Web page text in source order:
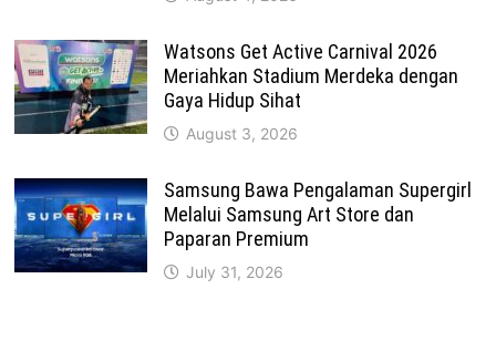
Watsons Get Active Carnival 2026
Meriahkan Stadium Merdeka dengan
Gaya Hidup Sihat
August 3, 2026
Samsung Bawa Pengalaman Supergirl
Melalui Samsung Art Store dan
Paparan Premium
July 31, 2026